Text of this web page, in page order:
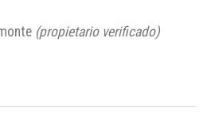
(propietario verificado)